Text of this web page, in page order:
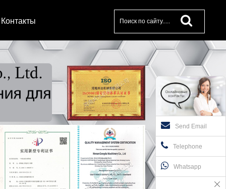
Контакты
Send Email
Telephone
Whatsapp